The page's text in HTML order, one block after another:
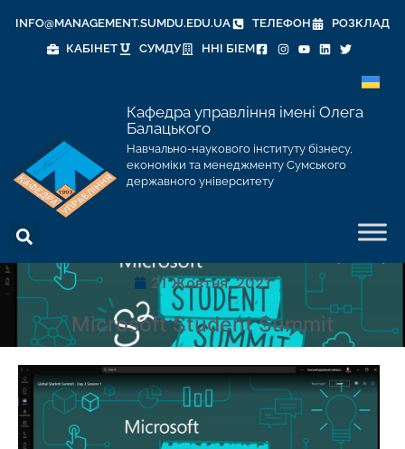
INFO@MANAGEMENT.SUMDU.EDU.UA ТЕЛЕФОН
РОЗКЛАД
КАБІНЕТ
СУМДУ ННІ БІЕМ
Кафедра управління імені Олега
Балацького
Навчально-наукового інституту бізнесу,
економіки та менеджменту Сумського
державного університету
21 Жовтня, 2021
Microsoft Student Summit